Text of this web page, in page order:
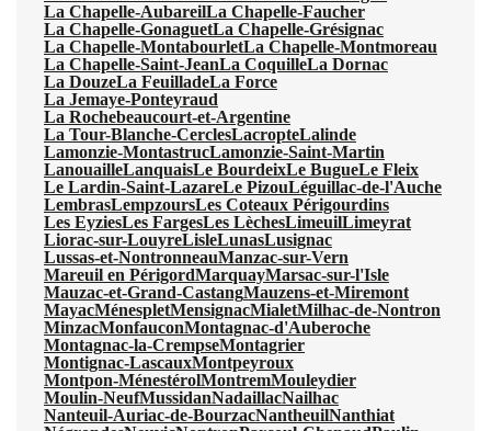
La Chapelle-AubareilLa Chapelle-Faucher
La Chapelle-GonaguetLa Chapelle-Grésignac
La Chapelle-MontabourletLa Chapelle-Montmoreau
La Chapelle-Saint-JeanLa CoquilleLa Dornac
La DouzeLa FeuilladeLa Force
La Jemaye-Ponteyraud
La Rochebeaucourt-et-Argentine
La Tour-Blanche-CerclesLacropteLalinde
Lamonzie-MontastrucLamonzie-Saint-Martin
LanouailleLanquaisLe BourdeixLe BugueLe Fleix
Le Lardin-Saint-LazareLe PizouLéguillac-de-l'Auche
LembrasLempzoursLes Coteaux Périgourdins
Les EyziesLes FargesLes LèchesLimeuilLimeyrat
Liorac-sur-LouyreLisleLunasLusignac
Lussas-et-NontronneauManzac-sur-Vern
Mareuil en PérigordMarquayMarsac-sur-l'Isle
Mauzac-et-Grand-CastangMauzens-et-Miremont
MayacMénespletMensignacMialetMilhac-de-Nontron
MinzacMonfauconMontagnac-d'Auberoche
Montagnac-la-CrempseMontagrier
Montignac-LascauxMontpeyroux
Montpon-MénestérolMontremMouleydier
Moulin-NeufMussidanNadaillacNailhac
Nanteuil-Auriac-de-BourzacNantheuilNanthiat